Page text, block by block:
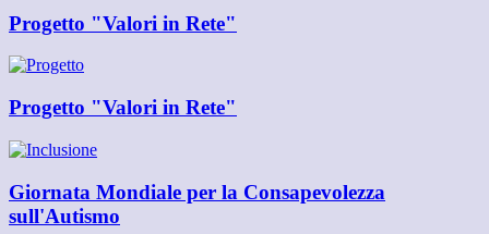
Progetto "Valori in Rete"
Progetto "Valori in Rete"
Giornata Mondiale per la Consapevolezza
sull'Autismo